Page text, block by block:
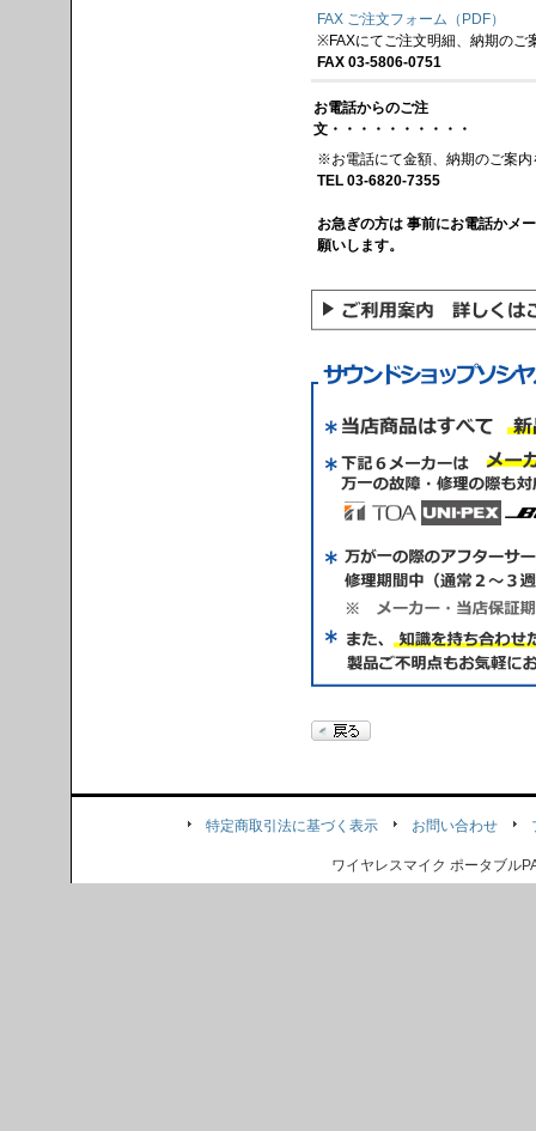
FAX ご注文フォーム（PDF）
※FAXにてご注文明細、納期のご
FAX 03-5806-0751
お電話からのご注
文・・・・・・・・・・
※お電話にて金額、納期のご案内
TEL 03-6820-7355
お急ぎの方は 事前にお電話かメ
願いします。
特定商取引法に基づく表示 お問い合わせ
ワイヤレスマイク ポータブル